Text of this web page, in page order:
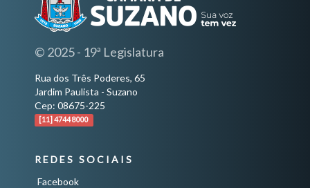
© 2025 - 19ª Legislatura
Rua dos Três Poderes, 65
Jardim Paulista - Suzano
Cep: 08675-225
[11] 4744 8000
REDES SOCIAIS
Facebook